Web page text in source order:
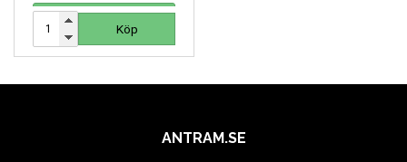
543 SEK
Köp
ANTRAM.SE